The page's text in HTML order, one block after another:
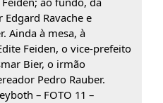
Ravache e
Ainda à mesa, à
Feiden, o vice-prefeito
Bier, o irmão
Pedro Rauber.
– FOTO 11 –